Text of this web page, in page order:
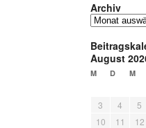
Archiv
Archiv
August
M D M
3
4 5
10
11 12